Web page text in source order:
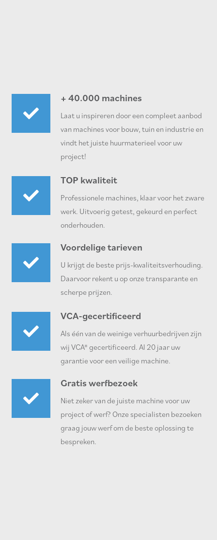
+ 40.000 machines
Laat u inspireren door een compleet aanbod
van machines voor bouw, tuin en industrie en
vindt het juiste huurmaterieel voor uw
project!
TOP kwaliteit
Professionele machines, klaar voor het zware
werk. Uitvoerig getest, gekeurd en perfect
onderhouden.
Voordelige tarieven
U krijgt de beste prijs-kwaliteitsverhouding.
Daarvoor rekent u op onze transparante en
scherpe prijzen.
VCA-gecertificeerd
Als één van de weinige verhuurbedrijven zijn
wij VCA* gecertificeerd. Al 20 jaar uw
garantie voor een veilige machine.
Gratis werfbezoek
Niet zeker van de juiste machine voor uw
project of werf? Onze specialisten bezoeken
graag jouw werf om de beste oplossing te
bespreken.